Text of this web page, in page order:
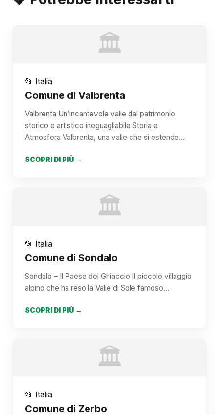
🏛️
📂 Italia
Comune di Valbrenta
Valbrenta Un’incantevole valle dal patrimonio
storico e artistico ineguagliabile Storia e
Atmosfera Valbrenta, una valle che si estende…
SCOPRI DI PIÙ →
🏛️
📂 Italia
Comune di Sondalo
Sondalo – Il Paese del Ghiaccio Il piccolo villaggio
alpino che ha reso la Valle di Sole famoso…
SCOPRI DI PIÙ →
🏛️
📂 Italia
Comune di Zerbo